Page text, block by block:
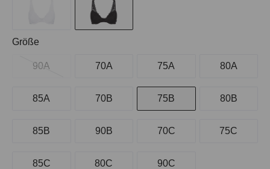
Größe
90A 70A 75A 80A
85A 70B 75B 80B
85B 90B 70C 75C
85C 80C 90C